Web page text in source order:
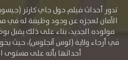
تدور أحداث فيلم حول جاي كارتر
الآمان لعجزه عن وجود وظيفة له في
مولوده الجديد، بناء على ذلك يقبل
في أرجاء ولاية (لوس آنجلوس)، حيث
أحداثها بأنه على مستوى